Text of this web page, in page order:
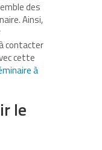
des
Ainsi,
contacter
cette
à
le